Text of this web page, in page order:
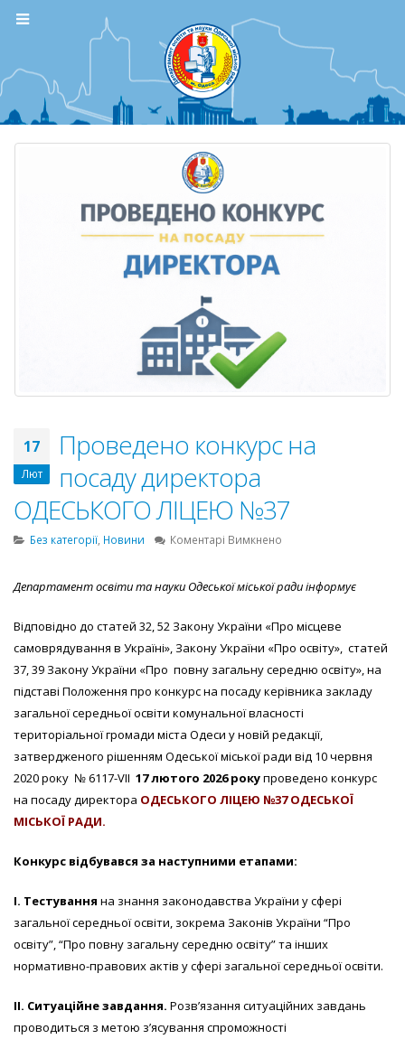
17
Лют
Проведено конкурс на
посаду директора
ОДЕСЬКОГО ЛІЦЕЮ №37
Без категорії, Новини Коментарі Вимкнено
на
директора
ОДЕСЬКОГО
ЛІЦЕЮ
Департамент освіти та науки Одеської міської ради інформує
Відповідно до статей 32, 52 Закону України «Про місцеве
самоврядування в Україні», Закону України «Про освіту», статей
37, 39 Закону України «Про повну загальну середню освіту», на
підставі Положення про конкурс на посаду керівника закладу
загальної середньої освіти комунальної власності
територіальної громади міста Одеси у новій редакції,
затвердженого рішенням Одеської міської ради від 10 червня
2020 року № 6117-VII 17 лютого 2026 рокупроведено конкурс
на посаду директора ОДЕСЬКОГО ЛІЦЕЮ №37 ОДЕСЬКОЇ
МІСЬКОЇ РАДИ.
Конкурс відбувався за наступними етапами:
І. Тестування на знання законодавства України у сфері
загальної середньої освіти, зокрема Законів України “Про
освіту”, “Про повну загальну середню освіту” та інших
нормативно-правових актів у сфері загальної середньої освіти.
ІІ. Ситуаційне завдання. Розв’язання ситуаційних завдань
проводиться з метою з’ясування спроможності